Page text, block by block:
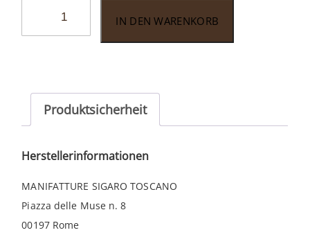
IN DEN WARENKORB
Produktsicherheit
Herstellerinformationen
MANIFATTURE SIGARO TOSCANO
Piazza delle Muse n. 8
00197 Rome